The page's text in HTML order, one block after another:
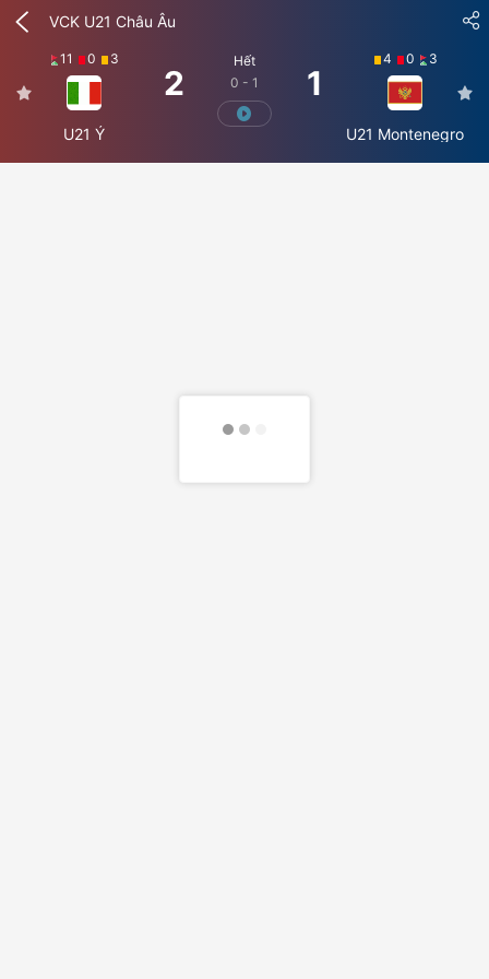
VCK U21 Châu Âu
11 0 3
U21 Ý
2 1
Hết
0 - 1
4 0 3
U21 Montenegro